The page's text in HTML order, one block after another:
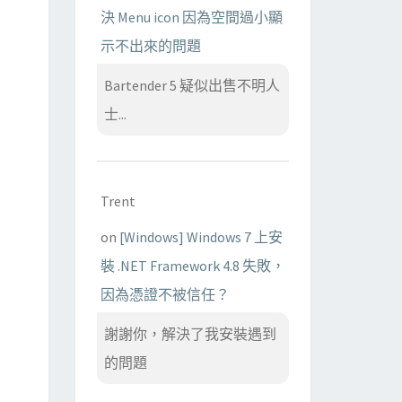
決 Menu icon 因為空間過小顯
示不出來的問題
Bartender 5 疑似出售不明人
士...
Trent
on [Windows] Windows 7 上安
裝 .NET Framework 4.8 失敗，
因為憑證不被信任？
謝謝你，解決了我安裝遇到
的問題